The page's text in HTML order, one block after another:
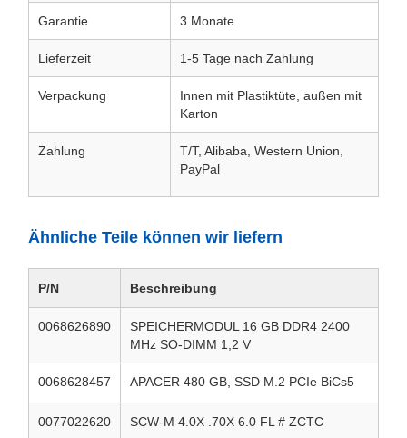
Garantie 3 Monate
Lieferzeit 1-5 Tage nach Zahlung
Verpackung
Innen mit Plastiktüte, außen mit
Karton
Zahlung
T/T, Alibaba, Western Union,
PayPal
Ähnliche Teile können wir liefern
P/N Beschreibung
0068626890
SPEICHERMODUL 16 GB DDR4 2400
MHz SO-DIMM 1,2 V
0068628457 APACER 480 GB, SSD M.2 PCIe BiCs5
0077022620 SCW-M 4.0X .70X 6.0 FL # ZCTC